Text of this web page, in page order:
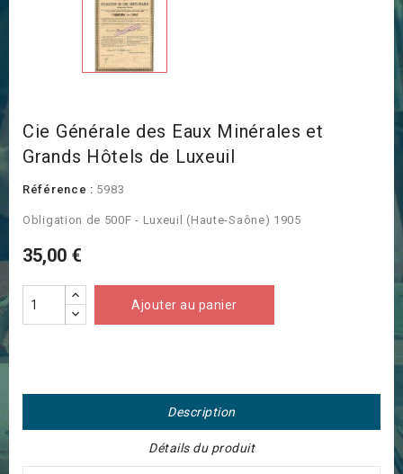
Cie Générale des Eaux Minérales et
Grands Hôtels de Luxeuil
Référence : 5983
Obligation de 500F - Luxeuil (Haute-Saône) 1905
35,00 €
Ajouter au panier
Description
Détails du produit